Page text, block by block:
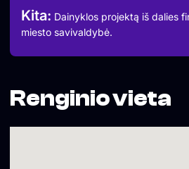
Kita: Dainyklos projektą iš dalies
miesto savivaldybė.
Renginio vieta